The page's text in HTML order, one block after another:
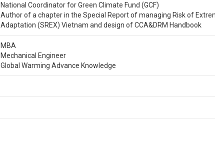
National Coordinator for Green Climate Fund (GCF)
Author of a chapter in the Special Report of managing Risk of
Adaptation (SREX) Vietnam and design of CCA&DRM Handbook
MBA
Mechanical Engineer
Global Warming Advance Knowledge